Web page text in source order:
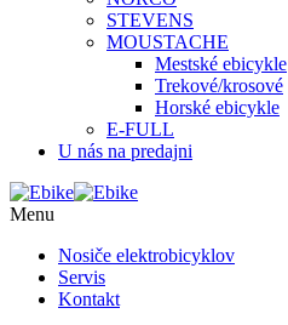
STEVENS
MOUSTACHE
Mestské ebicykle
Trekové/krosové
Horské ebicykle
E-FULL
U nás na predajni
Menu
Nosiče elektrobicyklov
Servis
Kontakt